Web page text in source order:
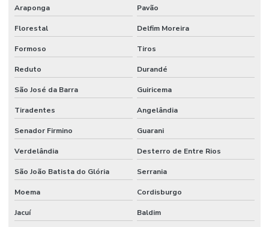
Araponga Pavão
Florestal Delfim Moreira
Formoso Tiros
Reduto Durandé
São José da Barra Guiricema
Tiradentes Angelândia
Senador Firmino Guarani
Verdelândia Desterro de Entre Rios
São João Batista do Glória Serrania
Moema Cordisburgo
Jacuí Baldim